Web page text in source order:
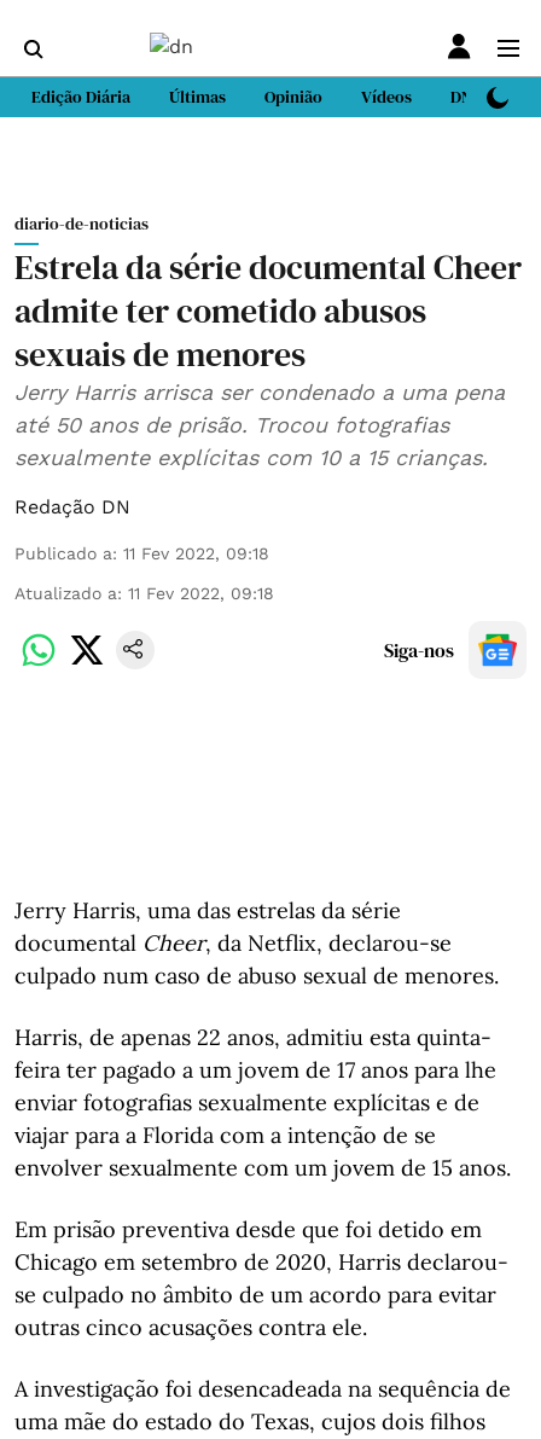
Edição Diária Últimas Opinião Vídeos DN Sport
diario-de-noticias
Estrela da série documental Cheer
admite ter cometido abusos
sexuais de menores
Jerry Harris arrisca ser condenado a uma pena
até 50 anos de prisão. Trocou fotografias
sexualmente explícitas com 10 a 15 crianças.
Redação DN
Publicado a: 11 Fev 2022, 09:18
Atualizado a: 11 Fev 2022, 09:18
Siga-nos
Jerry Harris, uma das estrelas da série
documental Cheer, da Netflix, declarou-se
culpado num caso de abuso sexual de menores.
Harris, de apenas 22 anos, admitiu esta quinta-
feira ter pagado a um jovem de 17 anos para lhe
enviar fotografias sexualmente explícitas e de
viajar para a Florida com a intenção de se
envolver sexualmente com um jovem de 15 anos.
Em prisão preventiva desde que foi detido em
Chicago em setembro de 2020, Harris declarou-
se culpado no âmbito de um acordo para evitar
outras cinco acusações contra ele.
A investigação foi desencadeada na sequência de
uma mãe do estado do Texas, cujos dois filhos